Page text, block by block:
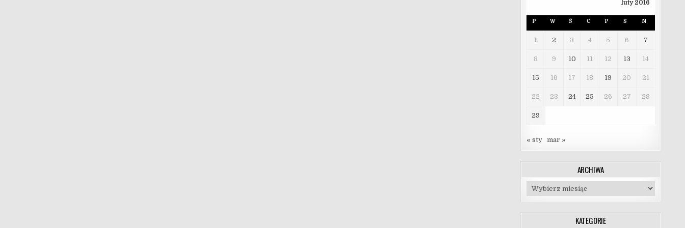
luty 2016
P W Ś C P S N
1 2 3 4 5 6 7
8 9 10 11 12 13 14
15 16 17 18 19 20 21
22 23 24 25 26 27 28
29
« sty mar »
ARCHIWA
Archiwa
KATEGORIE